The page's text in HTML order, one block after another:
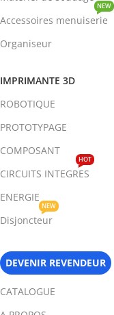
Accessoires menuiserie
NEW
Organiseur
IMPRIMANTE 3D
ROBOTIQUE
PROTOTYPAGE
COMPOSANT
CIRCUITS INTEGRES
HOT
ENERGIE
Disjoncteur
NEW
DEVENIR REVENDEUR
CATALOGUE